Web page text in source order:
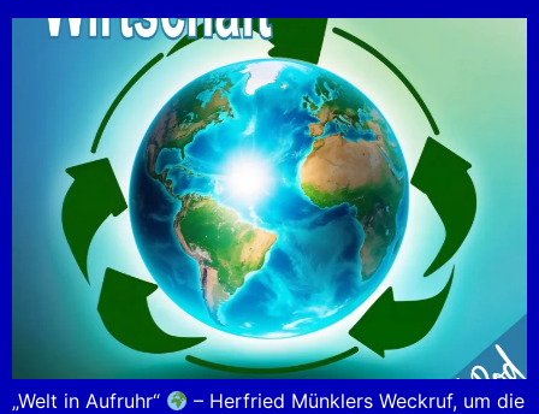
„Welt in Aufruhr“
– Herfried Münklers Weckruf, um die